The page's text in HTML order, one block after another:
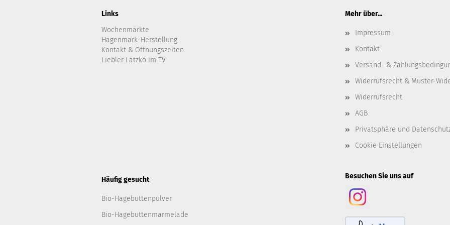
Links
Wochenmärkte
Hägenmark-Herstellung
Kontakt & Öffnungszeiten
Liebler Latzko im TV
Mehr über...
Impressum
Kontakt
Versand- &
Widerrufsrecht & Muster-
Widerrufsrecht
AGB
Privatsphäre und
Cookie Einstellungen
Häufig gesucht
Bio-Hagebuttenpulver
Bio-Hagebuttenmarmelade
Besuchen Sie uns auf